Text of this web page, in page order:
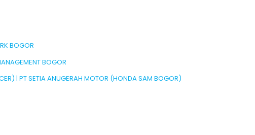
BOGOR
BOGOR
| PT SETIA ANUGERAH MOTOR (HONDA SAM BOGOR)